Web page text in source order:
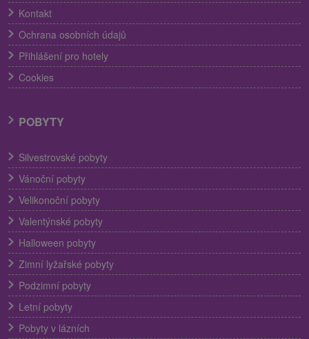
Kontakt
Ochrana osobních údajů
Přihlášení pro hotely
Cookies
POBYTY
Silvestrovské pobyty
Vánoční pobyty
Velikonoční pobyty
Valentýnské pobyty
Halloween pobyty
Zimní lyžařské pobyty
Podzimní pobyty
Letní pobyty
Pobyty v lázních